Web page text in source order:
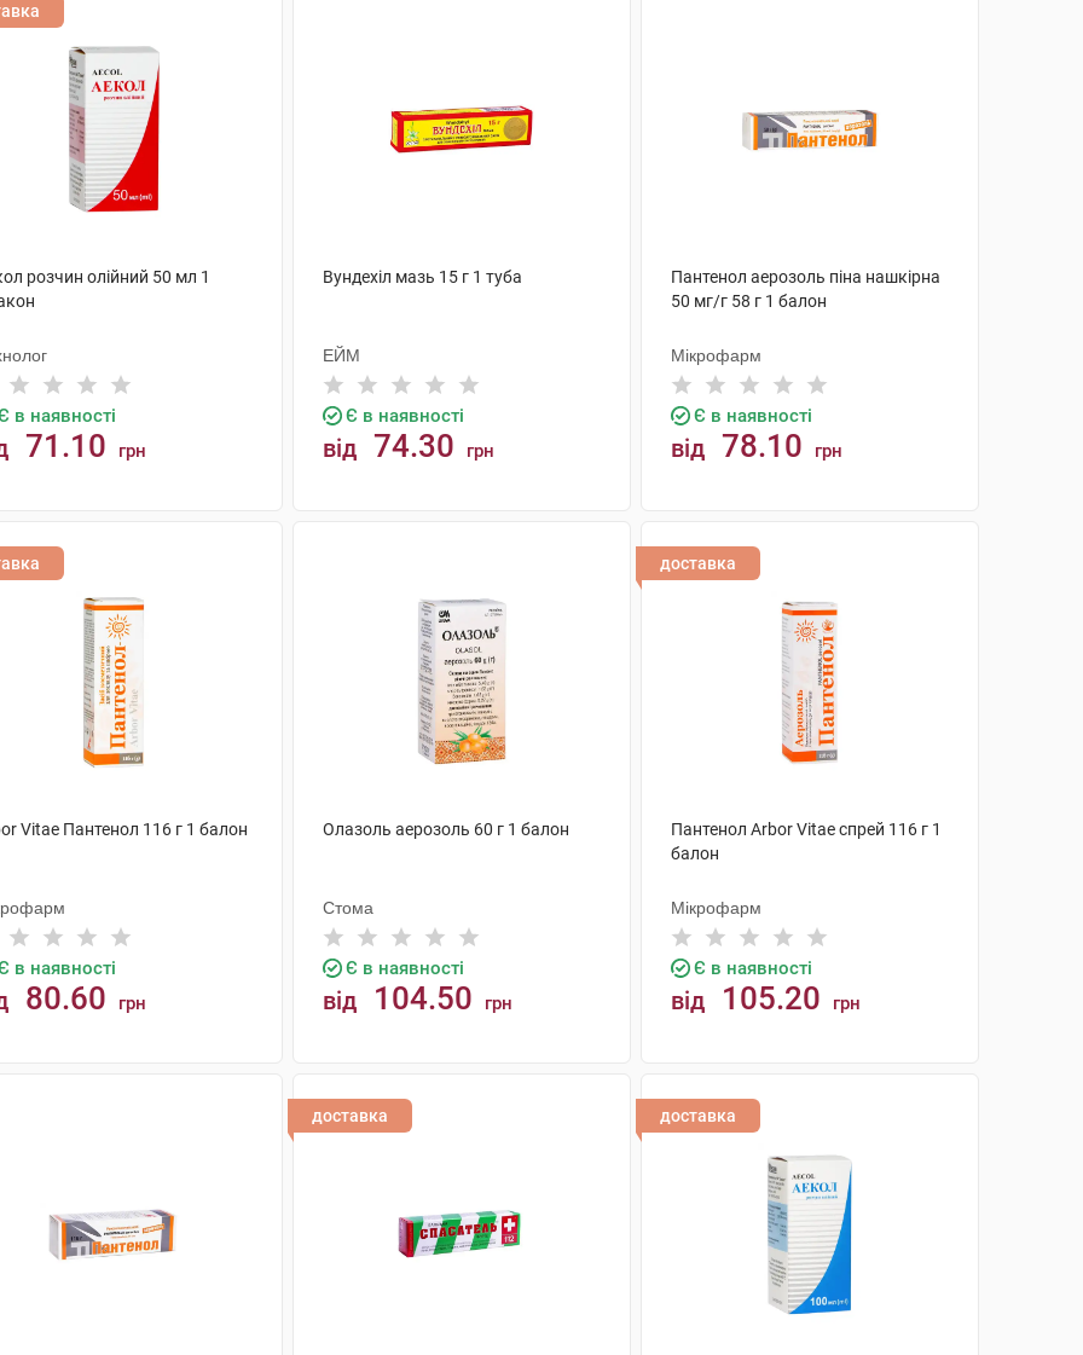
розчин олійний 50 мл 1
в наявності
71.10 грн
Вундехіл мазь 15 г 1 туба
ЕЙМ
Є в наявності
від 74.30 грн
Пантенол аерозоль піна нашкірна
50 мг/г 58 г 1 балон
Мікрофарм
Є в наявності
від 78.10 грн
Vitae Пантенол 116 г 1 балон
в наявності
80.60 грн
Олазоль аерозоль 60 г 1 балон
Стома
Є в наявності
від 104.50 грн
доставка
Пантенол Arbor Vitae спрей 116 г 1
балон
Мікрофарм
Є в наявності
від 105.20 грн
доставка доставка